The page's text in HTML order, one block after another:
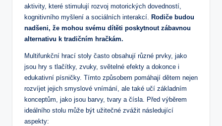
⁤aktivity, které ​stimulují rozvoj motorických dovedností,
kognitivního myšlení a sociálních ‌interakcí. Rodiče budou
nadšeni,⁢ že mohou svému dítěti poskytnout zábavnou⁣
alternativu k tradičním hračkám.
Multifunkční ⁢hrací⁣ stoly často obsahují různé prvky,⁤ jako
jsou hry s tlačítky, zvuky, ‌světelné efekty⁤ a dokonce i⁢
edukativní písničky. ⁤Tímto způsobem pomáhají dětem nejen
rozvíjet jejich smyslové vnímání, ‌ale také učí základním
konceptům, jako jsou ‌barvy, tvary a čísla.‍ Před výběrem
ideálního stolu může být užitečné zvážit následující
aspekty: